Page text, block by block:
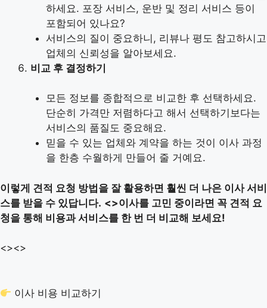
하세요. 포장 서비스, 운반 및 정리 서비스 등이
포함되어 있나요?
서비스의 질이 중요하니, 리뷰나 평도 참고하시고
업체의 신뢰성을 알아보세요.
비교 후 결정하기
모든 정보를 종합적으로 비교한 후 선택하세요.
단순히 가격만 저렴하다고 해서 선택하기보다는
서비스의 품질도 중요해요.
믿을 수 있는 업체와 계약을 하는 것이 이사 과정
을 한층 수월하게 만들어 줄 거예요.
이렇게 견적 요청 방법을 잘 활용하면 훨씬 더 나은 이사 서비
스를 받을 수 있답니다. <>이사를 고민 중이라면 꼭 견적 요
청을 통해 비용과 서비스를 한 번 더 비교해 보세요!
<><>
이사 비용 비교하기